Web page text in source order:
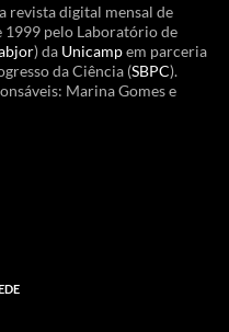
revista digital mensal de
pelo Laboratório de
) da Unicampem parceria
da Ciência (SBPC).
Marina Gomes e